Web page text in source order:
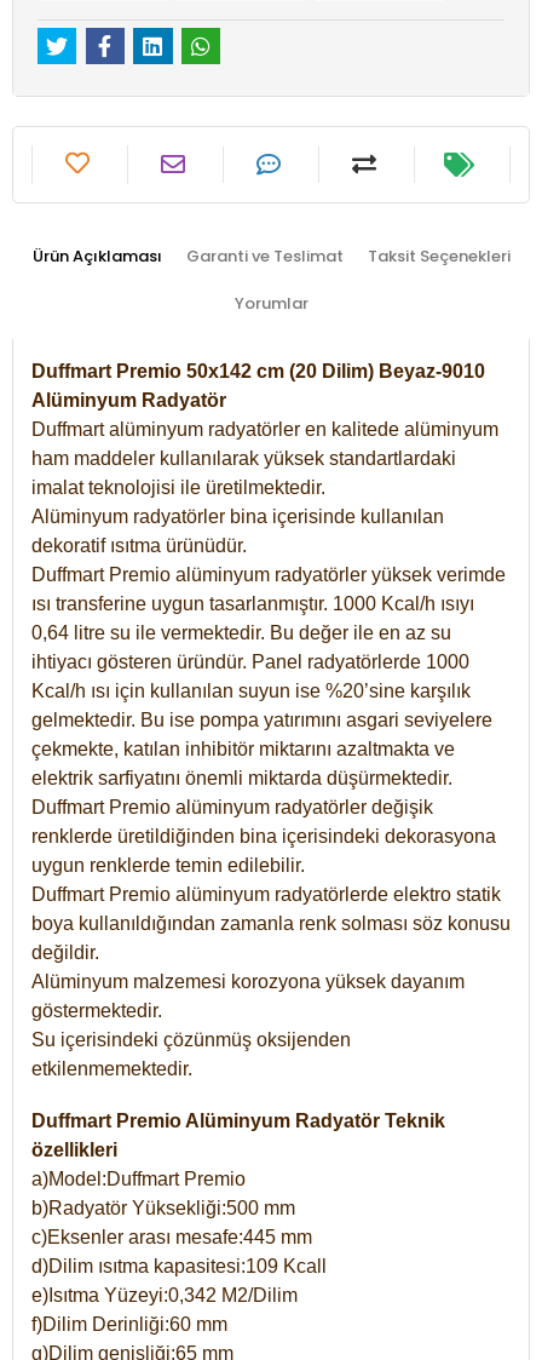
Ürün Açıklaması Garanti ve Teslimat Taksit Seçenekleri
Yorumlar
Duffmart Premio 50x142 cm (20 Dilim) Beyaz-9010
Alüminyum Radyatör
Duffmart alüminyum radyatörler en kalitede alüminyum
ham maddeler kullanılarak yüksek standartlardaki
imalat teknolojisi ile üretilmektedir.
Alüminyum radyatörler bina içerisinde kullanılan
dekoratif ısıtma ürünüdür.
Duffmart Premio alüminyum radyatörler yüksek verimde
ısı transferine uygun tasarlanmıştır. 1000 Kcal/h ısıyı
0,64 litre su ile vermektedir. Bu değer ile en az su
ihtiyacı gösteren üründür. Panel radyatörlerde 1000
Kcal/h ısı için kullanılan suyun ise %20’sine karşılık
gelmektedir. Bu ise pompa yatırımını asgari seviyelere
çekmekte, katılan inhibitör miktarını azaltmakta ve
elektrik sarfiyatını önemli miktarda düşürmektedir.
Duffmart Premio alüminyum radyatörler değişik
renklerde üretildiğinden bina içerisindeki dekorasyona
uygun renklerde temin edilebilir.
Duffmart Premio alüminyum radyatörlerde elektro statik
boya kullanıldığından zamanla renk solması söz konusu
değildir.
Alüminyum malzemesi korozyona yüksek dayanım
göstermektedir.
Su içerisindeki çözünmüş oksijenden
etkilenmemektedir.
Duffmart Premio Alüminyum Radyatör Teknik
özellikleri
a)Model:Duffmart Premio
b)Radyatör Yüksekliği:500 mm
c)Eksenler arası mesafe:445 mm
d)Dilim ısıtma kapasitesi:109 Kcall
e)Isıtma Yüzeyi:0,342 M2/Dilim
f)Dilim Derinliği:60 mm
g)Dilim genişliği:65 mm